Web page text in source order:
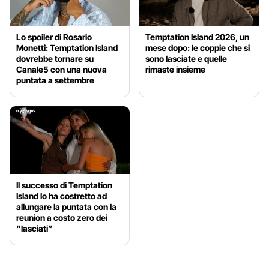
Lo spoiler di Rosario
Monetti: Temptation Island
dovrebbe tornare su
Canale5 con una nuova
puntata a settembre
Temptation Island 2026, un
mese dopo: le coppie che si
sono lasciate e quelle
rimaste insieme
Il successo di Temptation
Island lo ha costretto ad
allungare la puntata con la
reunion a costo zero dei
“lasciati”